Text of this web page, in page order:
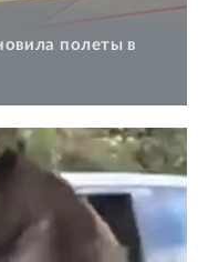
полеты в